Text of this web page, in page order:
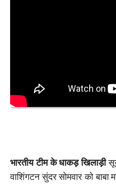
भारतीय टीम के धाकड़ खिलाड़ी
वाशिंगटन सुंदर सोमवार को